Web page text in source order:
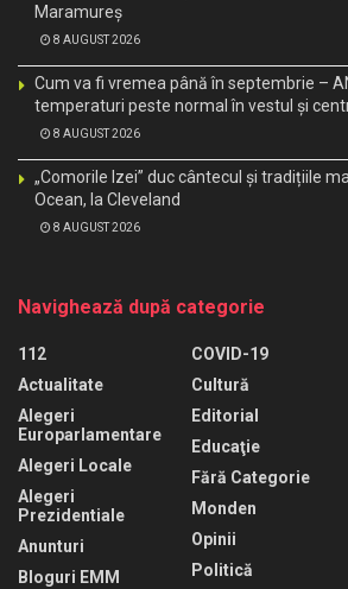
Maramureș
8 AUGUST 2026
Cum va fi vremea până în septembrie –
temperaturi peste normal în vestul și
8 AUGUST 2026
„Comorile Izei” duc cântecul și tradițiile
Ocean, la Cleveland
8 AUGUST 2026
Navighează după categorie
112
Actualitate
Alegeri
Europarlamentare
Alegeri Locale
Alegeri
Prezidentiale
Anunturi
Bloguri EMM
COVID-19
Cultură
Editorial
Educaţie
Fără Categorie
Monden
Opinii
Politică